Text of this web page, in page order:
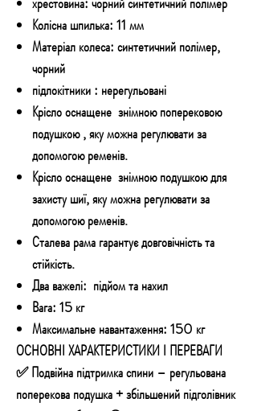
Колісна шпилька: 11 мм
Матеріал колеса: синтетичний полімер,
чорний
підлокітники : нерегульовані
Крісло оснащене знімною поперековою
подушкою , яку можна регулювати за
допомогою ременів.
Крісло оснащене знімною подушкою для
захисту шиї, яку можна регулювати за
допомогою ременів.
Сталева рама гарантує довговічність та
стійкість.
Два важелі: підйом та нахил
Вага: 15 кг
Максимальне навантаження: 150 кг
ОСНОВНІ ХАРАКТЕРИСТИКИ І ПЕРЕВАГИ
✅ Подвійна підтримка спини – регульована
поперекова подушка + збільшений підголівник